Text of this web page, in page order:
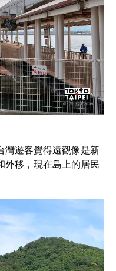
灣遊客覺得遠觀像是新
外移，現在島上的居民